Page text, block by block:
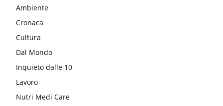
Ambiente
Cronaca
Cultura
Dal Mondo
Inquieto dalle 10
Lavoro
Nutri Medi Care